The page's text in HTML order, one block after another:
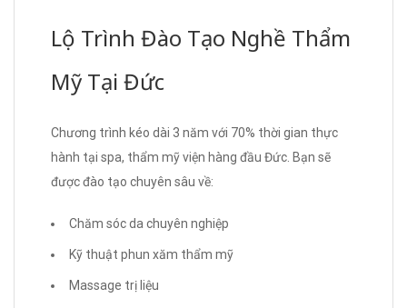
Lộ Trình Đào Tạo Nghề Thẩm
Mỹ Tại Đức
Chương trình kéo dài 3 năm với 70% thời gian thực
hành tại spa, thẩm mỹ viện hàng đầu Đức. Bạn sẽ
được đào tạo chuyên sâu về:
Chăm sóc da chuyên nghiệp
Kỹ thuật phun xăm thẩm mỹ
Massage trị liệu